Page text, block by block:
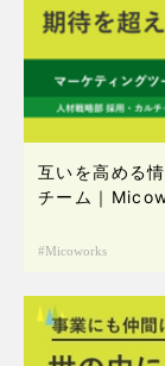
互いを高める
チーム｜
Micoworks